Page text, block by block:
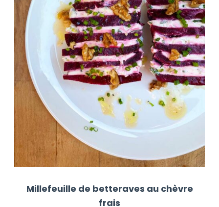
Millefeuille de betteraves au chèvre
frais